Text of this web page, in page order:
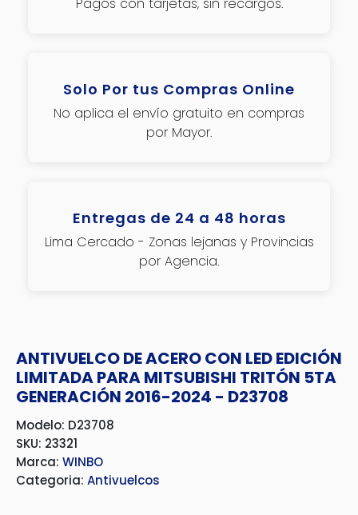
Solo Por tus Compras Online
No aplica el envío gratuito en compras
por Mayor.
Entregas de 24 a 48 horas
Lima Cercado - Zonas lejanas y Provincias
por Agencia.
ANTIVUELCO DE ACERO CON LED EDICIÓN
LIMITADA PARA MITSUBISHI TRITÓN 5TA
GENERACIÓN 2016-2024 - D23708
Modelo: D23708
SKU: 23321
Marca: WINBO
Categoria: Antivuelcos